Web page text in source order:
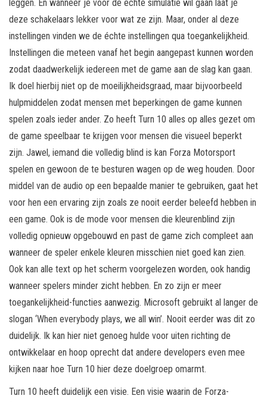
leggen. En wanneer je voor de echte simulatie wil gaan laat je
deze schakelaars lekker voor wat ze zijn. Maar, onder al deze
instellingen vinden we de échte instellingen qua toegankelijkheid.
Instellingen die meteen vanaf het begin aangepast kunnen worden
zodat daadwerkelijk iedereen met de game aan de slag kan gaan.
Ik doel hierbij niet op de moeilijkheidsgraad, maar bijvoorbeeld
hulpmiddelen zodat mensen met beperkingen de game kunnen
spelen zoals ieder ander. Zo heeft Turn 10 alles op alles gezet om
de game speelbaar te krijgen voor mensen die visueel beperkt
zijn. Jawel, iemand die volledig blind is kan Forza Motorsport
spelen en gewoon de te besturen wagen op de weg houden. Door
middel van de audio op een bepaalde manier te gebruiken, gaat het
voor hen een ervaring zijn zoals ze nooit eerder beleefd hebben in
een game. Ook is de mode voor mensen die kleurenblind zijn
volledig opnieuw opgebouwd en past de game zich compleet aan
wanneer de speler enkele kleuren misschien niet goed kan zien.
Ook kan alle text op het scherm voorgelezen worden, ook handig
wanneer spelers minder zicht hebben. En zo zijn er meer
toegankelijkheid-functies aanwezig. Microsoft gebruikt al langer de
slogan ‘When everybody plays, we all win’. Nooit eerder was dit zo
duidelijk. Ik kan hier niet genoeg hulde voor uiten richting de
ontwikkelaar en hoop oprecht dat andere developers even mee
kijken naar hoe Turn 10 hier deze doelgroep omarmt.
Turn 10 heeft duidelijk een visie. Een visie waarin de Forza-